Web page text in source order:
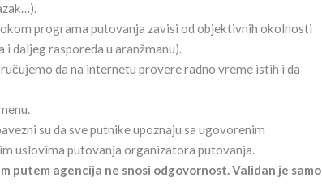
programa putovanja zavisi od objektivnih okolnosti
i daljeg rasporeda u aranžmanu).
da na internetu provere radno vreme istih i da
su da sve putnike upoznaju sa ugovorenim
uslovima putovanja organizatora putovanja.
putem agencija ne snosi odgovornost. Validan je samo